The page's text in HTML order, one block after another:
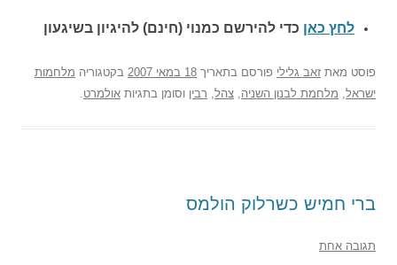
לחץ כאן כדי להירשם כמנוי (חינם) להיגיון בשיגעון
פוסט מאת זאב גלילי פורסם בתאריך 18 במאי 2007 בקטגוריה מלחמות
ישראל מלחמת לבנון השניה צהל רבין וסומן בתגיות אולמרט
ברי חמיש כשרלוק הולמס
תגובה אחת